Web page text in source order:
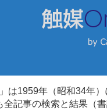
は1959年（昭和34年
記事の検索と結果（